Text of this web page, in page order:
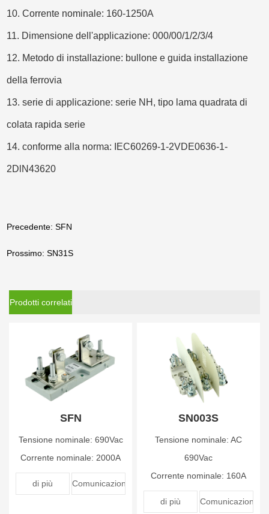
10. Corrente nominale: 160-1250A
11. Dimensione dell'applicazione: 000/00/1/2/3/4
12. Metodo di installazione: bullone e guida installazione
della ferrovia
13. serie di applicazione: serie NH, tipo lama quadrata di
colata rapida serie
14. conforme alla norma: IEC60269-1-2VDE0636-1-
2DlN43620
Precedente: SFN
Prossimo: SN31S
Prodotti correlati
SFN
Tensione nominale: 690Vac
Corrente nominale: 2000A
di più Comunicazione
SN003S
Tensione nominale: AC
690Vac
Corrente nominale: 160A
di più Comunicazione